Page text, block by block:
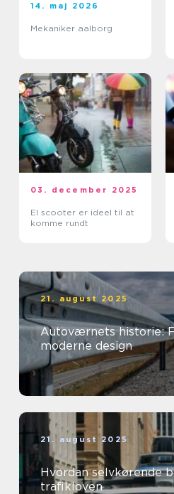
14. maj 2026
Mekaniker aalborg
03. december 2025
El scooter er ideel til at
komme rundt
21. august 2025
Autoværnets historie:
moderne design
21. august 2025
Hvordan selvkørende
trafikloven